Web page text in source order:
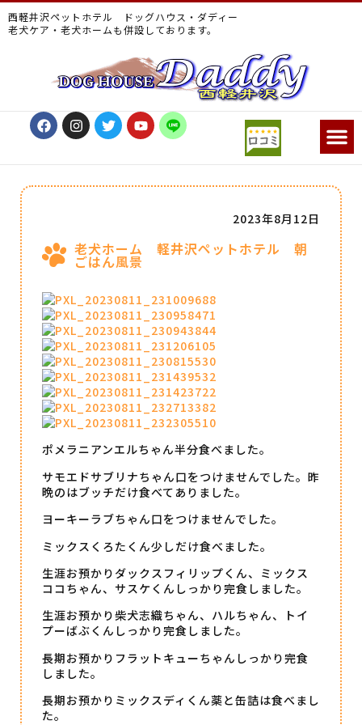
西軽井沢ペットホテル ドッグハウス・ダディー
老犬ケア・老犬ホームも併設しております。
老犬ホーム 軽井沢ペットホテル 朝
ごはん風景
2023年8月12日
ポメラニアンエルちゃん半分食べました。
サモエドサブリナちゃん口をつけませんでした。昨
晩のはブッチだけ食べてありました。
ヨーキーラブちゃん口をつけませんでした。
ミックスくろたくん少しだけ食べました。
生涯お預かりダックスフィリップくん、ミックス
ココちゃん、サスケくんしっかり完食しました。
生涯お預かり柴犬志織ちゃん、ハルちゃん、トイ
プーばぶくんしっかり完食しました。
長期お預かりフラットキューちゃんしっかり完食
しました。
長期お預かりミックスディくん薬と缶詰は食べまし
た。